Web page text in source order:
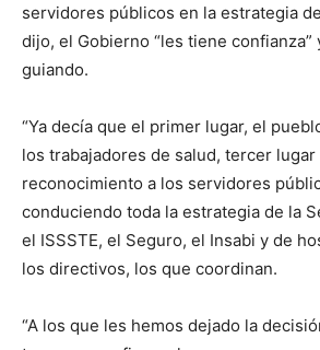
servidores públicos en la estrategia
dijo, el Gobierno “les tiene confianza”
guiando.
“Ya decía que el primer lugar, el
los trabajadores de salud, tercer
reconocimiento a los servidores
conduciendo toda la estrategia de la
el ISSSTE, el Seguro, el Insabi y de
los directivos, los que coordinan.
“A los que les hemos dejado la